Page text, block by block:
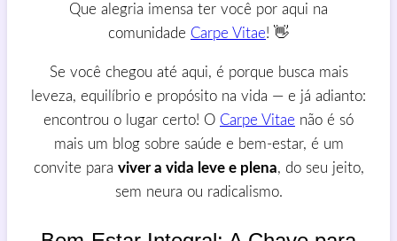
Que alegria imensa ter você por aqui na
comunidade Carpe Vitae! 👋
Se você chegou até aqui, é porque busca mais
leveza, equilíbrio e propósito na vida — e já adianto:
encontrou o lugar certo! O Carpe Vitae não é só
mais um blog sobre saúde e bem-estar, é um
convite para viver a vida leve e plena, do seu jeito,
sem neura ou radicalismo.